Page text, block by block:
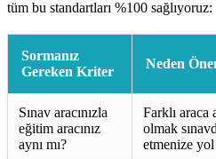
tüm bu standartları %100 sağlıyoruz:
Sormanız
Gereken Kriter
Neden
Sınav aracınızla
eğitim aracınız
aynı mı?
Farklı araca
olmak
etmenize yol